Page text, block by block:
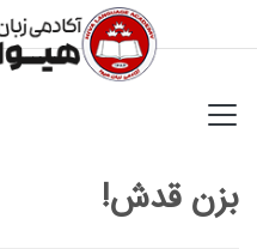
بزن قدش!